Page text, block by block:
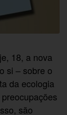
18, a nova
si – sobre o
da ecologia
são